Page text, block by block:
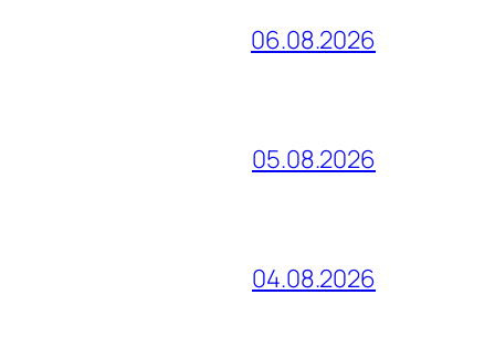
06.08.2026
05.08.2026
04.08.2026